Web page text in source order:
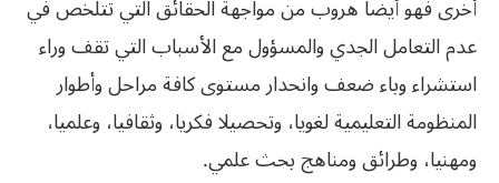
أخرى فهو أيضا هروب من مواجهة الحقائق التي‮ ‬تتلخص في‮
‬عدم التعامل الجدي‮ ‬والمسؤول مع الأسباب التي‮ ‬تقف وراء
استشراء وباء ضعف وانحدار مستوى كافة مراحل وأطوار
المنظومة التعليمية لغويا،‮ ‬وتحصيلا فكريا،‮ ‬وثقافيا،‮ ‬وعلميا،‮
‬ومهنيا،‮ ‬وطرائق ومناهج بحث علمي‮.‬